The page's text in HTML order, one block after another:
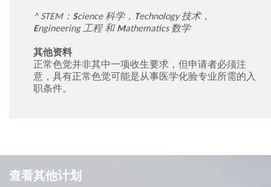
^ STEM： Science 科学， Technology 技术，
Engineering 工程 和 Mathematics 数学
其他资料
正常色觉并非其中一项收生要求，但申请者必须注
意，具有正常色觉可能是从事医学化验专业所需的入
职条件。
Local JUPAS
Local JUPAS
查看其他计划